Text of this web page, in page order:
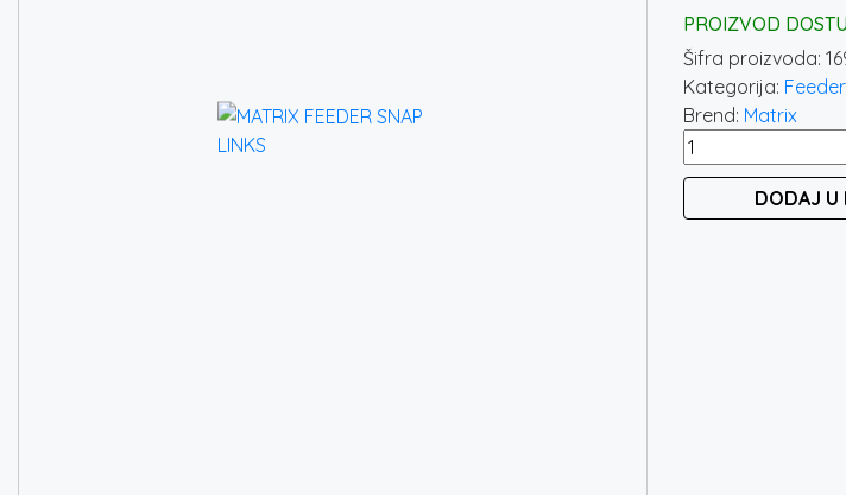
PROIZVOD
Šifra proizvoda:
Kategorija:
Brend: Matrix
MATRIX
FEEDER
LINKS
DODAJ U